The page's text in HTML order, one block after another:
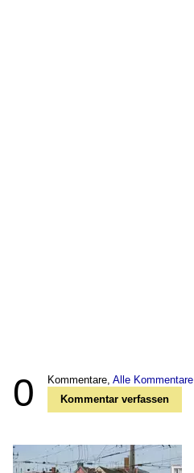
0 Kommentare, Alle Kommentare
Kommentar verfassen